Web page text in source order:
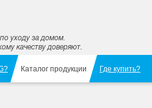
уходу за домом.
качеству доверяют.
Каталог продукции Где купить?